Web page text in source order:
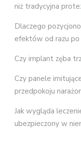
niż tradycyjna
Dlaczego
efektów od razu po
Czy implant zęba
Czy panele
przedpokoju
Jak wygląda
ubezpieczony w